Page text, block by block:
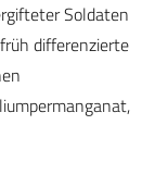
Soldaten
differenzierte